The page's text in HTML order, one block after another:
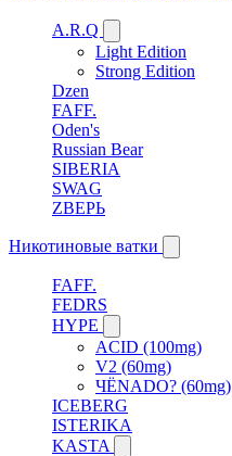
A.R.Q
Light Edition
Strong Edition
Dzen
FAFF.
Oden's
Russian Bear
SIBERIA
SWAG
ZВЕРЬ
Никотиновые ватки
FAFF.
FEDRS
HYPE
ACID (100mg)
V2 (60mg)
ЧЁNADO? (60mg)
ICEBERG
ISTERIKA
KASTA